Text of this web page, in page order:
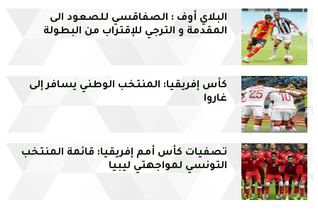
البلاي أوف : الصفاقسي للصعود الى
المقدمة و الترجي للإقتراب من البطولة
كأس إفريقيا: المنتخب الوطني يسافر إلى
غاروا
تصفيات كأس أمم إفريقيا: قائمة المنتخب
التونسي لمواجهتي ليبيا